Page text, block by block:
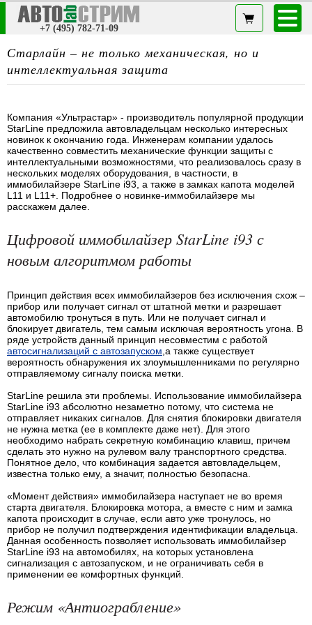
+7 (495) 782-71-09
Старлайн – не только механическая, но и
интеллектуальная защита
Компания «Ультрастар» - производитель популярной продукции
StarLine предложила автовладельцам несколько интересных
новинок к окончанию года. Инженерам компании удалось
качественно совместить механические функции защиты с
интеллектуальными возможностями, что реализовалось сразу в
нескольких моделях оборудования, в частности, в
иммобилайзере StarLine i93, а также в замках капота моделей
L11 и L11+. Подробнее о новинке-иммобилайзере мы
расскажем далее.
Цифровой иммобилайзер StarLine i93 с
новым алгоритмом работы
Принцип действия всех иммобилайзеров без исключения схож –
прибор или получает сигнал от штатной метки и разрешает
автомобилю тронуться в путь. Или не получает сигнал и
блокирует двигатель, тем самым исключая вероятность угона. В
ряде устройств данный принцип несовместим с работой
автосигнализаций с автозапуском ,а также существует
вероятность обнаружения их злоумышленниками по регулярно
отправляемому сигналу поиска метки.
StarLine решила эти проблемы. Использование иммобилайзера
StarLine i93 абсолютно незаметно потому, что система не
отправляет никаких сигналов. Для снятия блокировки двигателя
не нужна метка (ее в комплекте даже нет). Для этого
необходимо набрать секретную комбинацию клавиш, причем
сделать это нужно на рулевом валу транспортного средства.
Понятное дело, что комбинация задается автовладельцем,
известна только ему, а значит, полностью безопасна.
«Момент действия» иммобилайзера наступает не во время
старта двигателя. Блокировка мотора, а вместе с ним и замка
капота происходит в случае, если авто уже тронулось, но
прибор не получил подтверждения идентификации владельца.
Данная особенность позволяет использовать иммобилайзер
StarLine i93 на автомобилях, на которых установлена
сигнализация с автозапуском, и не ограничивать себя в
применении ее комфортных функций.
Режим «Антиограбление»